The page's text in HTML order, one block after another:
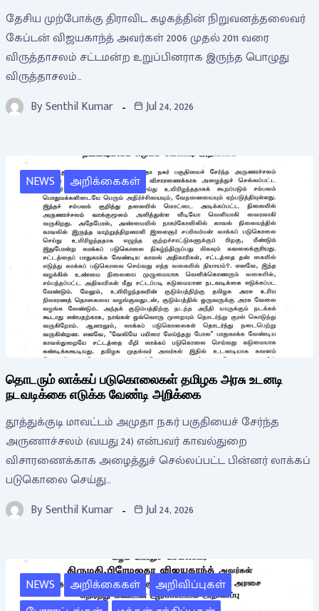
தேசிய முற்போக்கு திராவிட கழகத்தின் நிறுவனத்தலைவர்
கேப்டன் விஜயகாந்த் அவர்கள் 2006 முதல் 2011 வரை
விருத்தாசலம் சட்டமன்ற உறுப்பினராக இருந்த பொழுது
விருத்தாசலம்…
BySenthil Kumar Jul 24, 2026
NEWS அறிக்கைகள்
தொடரும் லாக்கப் படுகொலைகள் தமிழக அரசு உடனடி
நடவடிக்கை எடுக்க வேண்டி அறிக்கை
தூத்துக்குடி மாவட்டம் அமுதா நகர் பகுதியைச் சேர்ந்த
அருணாச்சலம் (வயது 24) என்பவர் காவல்துறை
விசாரணைக்காக அழைத்துச் செல்லப்பட்ட பின்னர் லாக்கப்
படுகொலை செய்து…
BySenthil Kumar Jul 24, 2026
NEWS அறிக்கைகள்
அறிவிப்புகள்